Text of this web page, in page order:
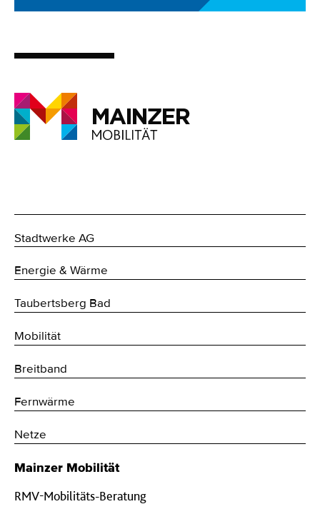
Stadtwerke AG
Energie & Wärme
Taubertsberg Bad
Mobilität
Breitband
Fernwärme
Netze
Mainzer Mobilität
RMV-Mobilitäts-Beratung